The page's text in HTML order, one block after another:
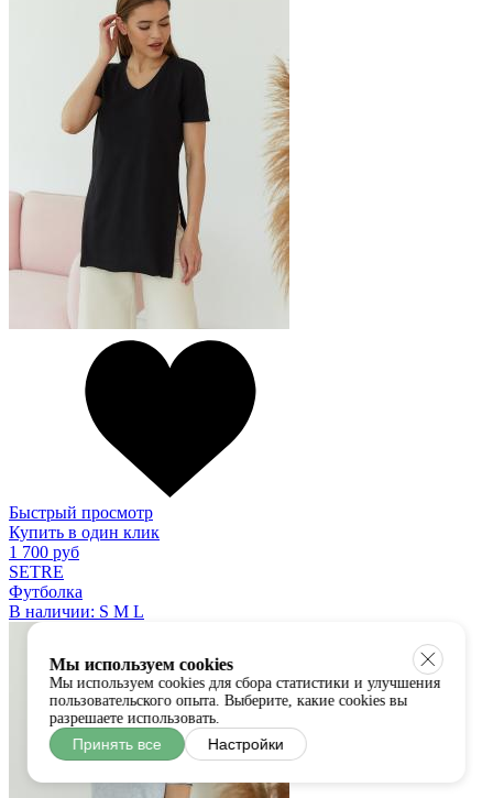
Быстрый просмотр
Купить в один клик
1 700 руб
SETRE
Футболка
В наличии: S M L
Мы используем cookies
Мы используем cookies для сбора статистики и улучшения
пользовательского опыта. Выберите, какие cookies вы
разрешаете использовать.
Принять все Настройки